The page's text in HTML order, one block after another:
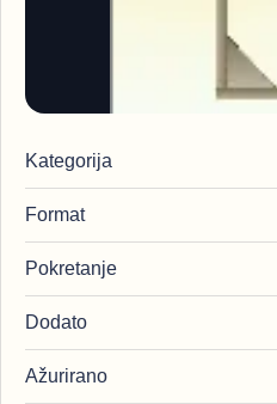
Kategorija
Format
Pokretanje
Dodato
Ažurirano